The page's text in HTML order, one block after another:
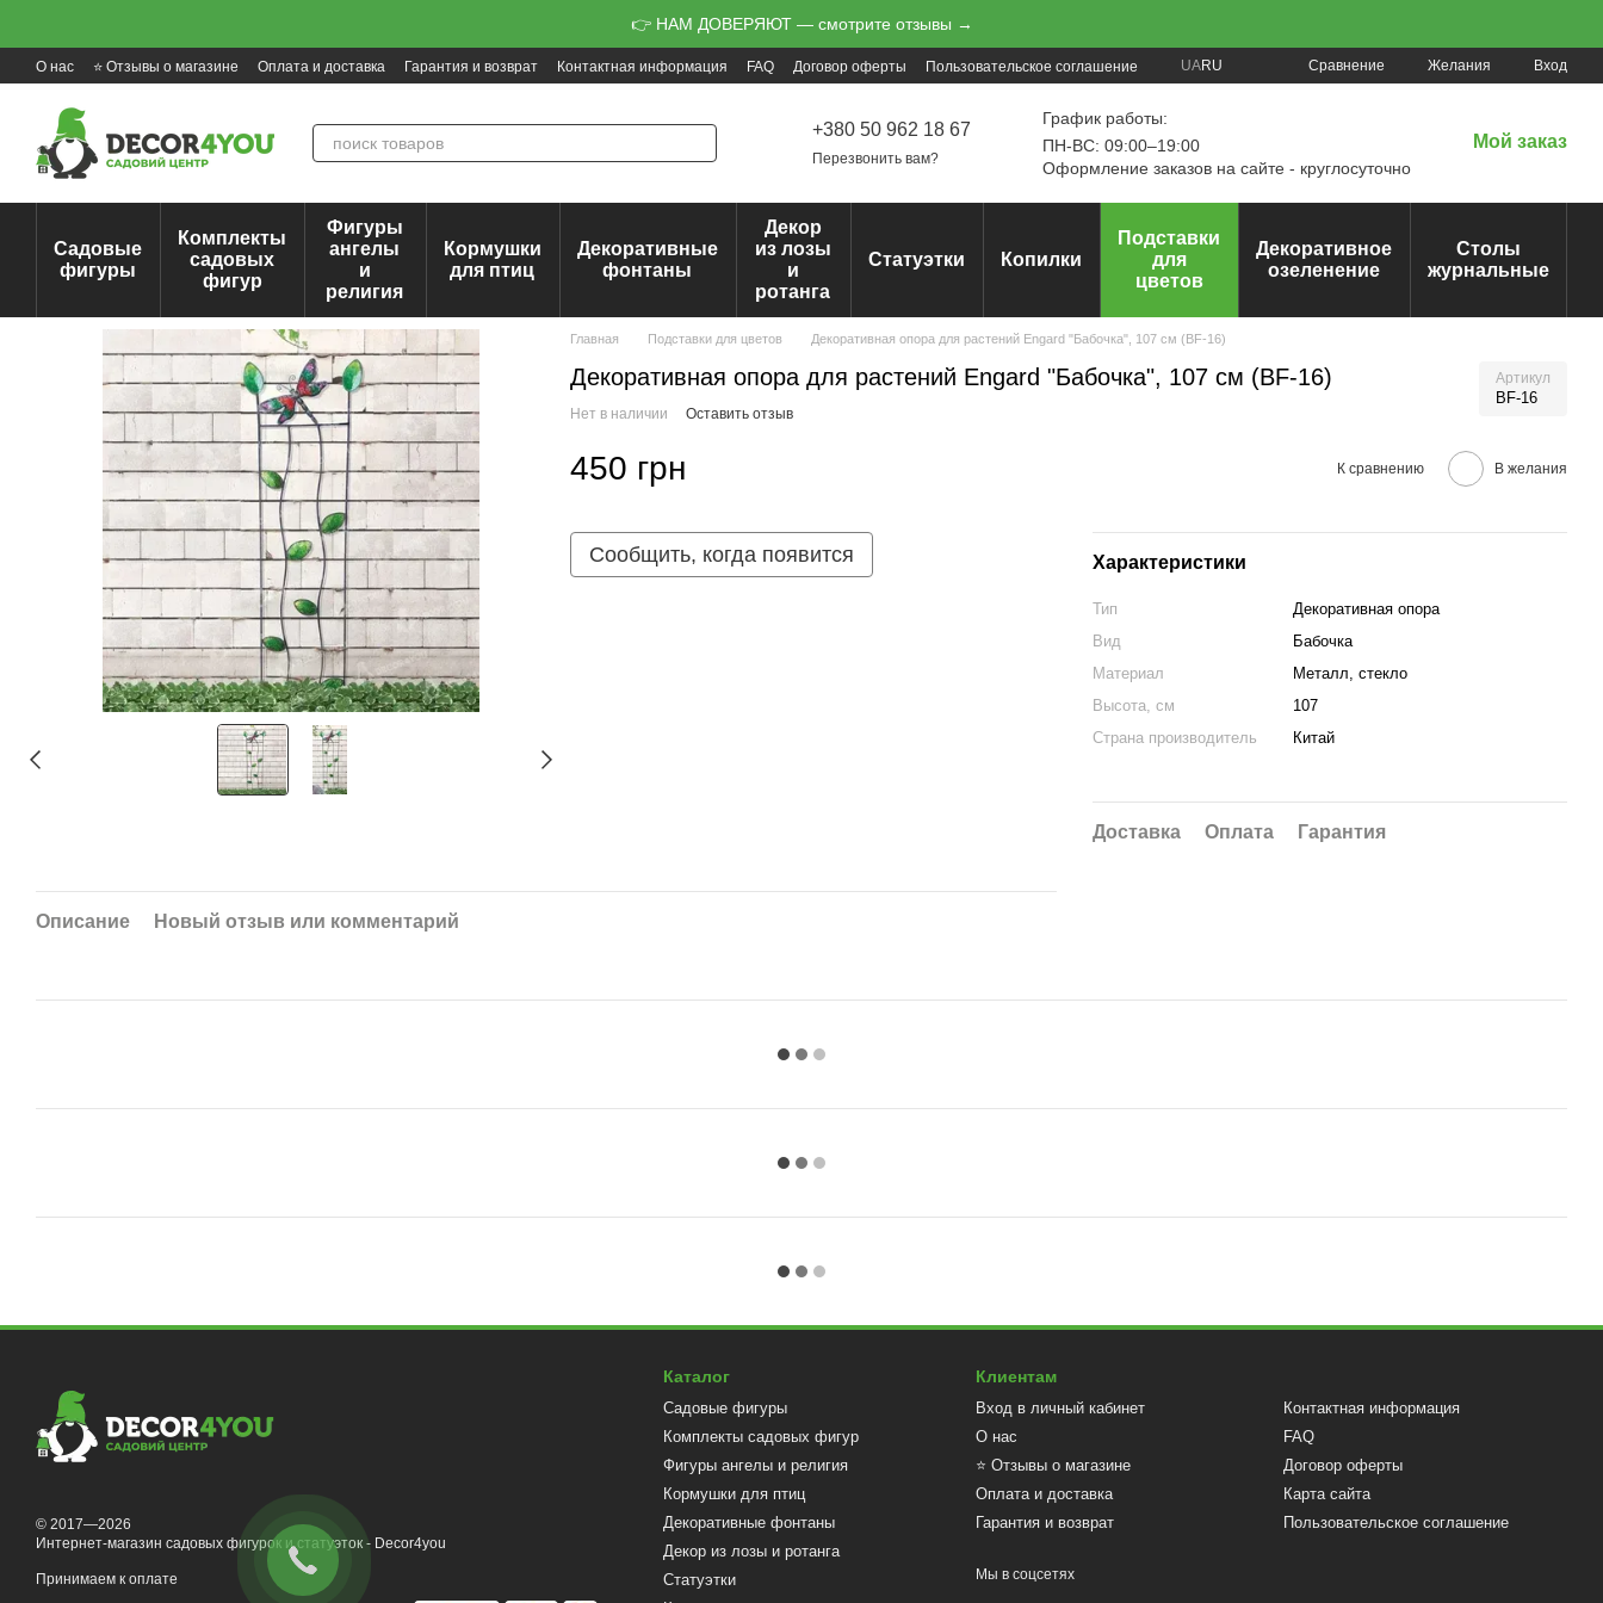
👉 НАМ ДОВЕРЯЮТ — смотрите отзывы →
О нас ⭐ Отзывы о магазине Оплата и доставка Гарантия и возврат Контактная информация FAQ Договор оферты Пользовательское соглашение UARU Сравнение Желания Вход
+380 50 962 18 67
Перезвонить вам?
График работы:
ПН-ВС: 09:00–19:00
Оформление заказов на сайте - круглосуточно
Мой заказ
Садовые
фигуры
Комплекты
садовых
фигур
Фигуры
ангелы
и
религия
Кормушки
для птиц
Декоративные
фонтаны
Декор
из лозы
и
ротанга
Статуэтки Копилки
Подставки
для
цветов
Декоративное
озеленение
Столы
журнальные
Главная Подставки для цветов Декоративная опора для растений Engard "Бабочка", 107 см (BF-16)
Декоративная опора для растений Engard "Бабочка", 107 см (BF-16) Артикул
BF-16
Нет в наличии Оставить отзыв
450 грн К сравнению В желания
Сообщить, когда появится Характеристики
Тип
Декоративная опора
Вид
Бабочка
Материал
Металл, стекло
Высота, см
107
Страна производитель
Китай
Доставка Оплата Гарантия
Описание Новый отзыв или комментарий
© 2017—2026
Интернет-магазин садовых фигурок и статуэток - Decor4you
Принимаем к оплате
Каталог
Садовые фигуры
Комплекты садовых фигур
Фигуры ангелы и религия
Кормушки для птиц
Декоративные фонтаны
Декор из лозы и ротанга
Статуэтки
Клиентам
Вход в личный кабинет
О нас
⭐ Отзывы о магазине
Оплата и доставка
Гарантия и возврат
Контактная информация
FAQ
Договор оферты
Карта сайта
Пользовательское соглашение
Мы в соцсетях